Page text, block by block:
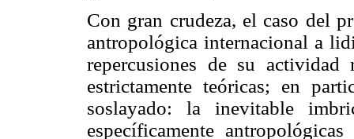
Con gran crudeza, el caso del
antropológica internacional a
repercusiones de su
estrictamente teóricas; en
soslayado: la inevitable
específicamente